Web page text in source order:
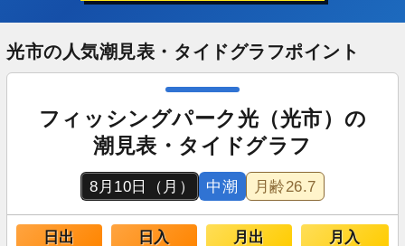
光市の人気潮見表・タイドグラフポイント
フィッシングパーク光（光市）の
潮見表・タイドグラフ
8月10日（月） 中潮 月齢26.7
日出 日入 月出 月入